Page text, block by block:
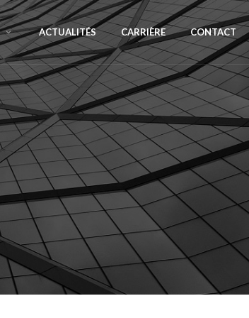
ACTUALITÉS CARRIÈRE CONTACT